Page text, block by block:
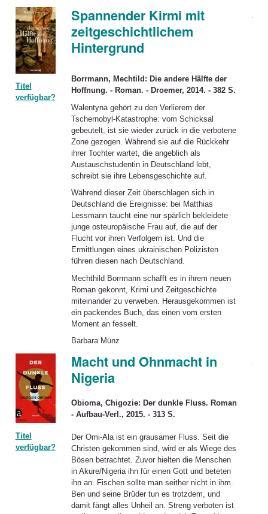
Titel
verfügbar?
Spannender Kirmi mit
zeitgeschichtlichem
Hintergrund
Borrmann, Mechtild: Die andere Hälfte der
Hoffnung. - Roman. - Droemer, 2014. - 382 S.
Walentyna gehört zu den Verlierern der
Tschernobyl-Katastrophe: vom Schicksal
gebeutelt, ist sie wieder zurück in die verbotene
Zone gezogen. Während sie auf die Rückkehr
ihrer Tochter wartet, die angeblich als
Austauschstudentin in Deutschland lebt,
schreibt sie ihre Lebensgeschichte auf.
Während dieser Zeit überschlagen sich in
Deutschland die Ereignisse: bei Matthias
Lessmann taucht eine nur spärlich bekleidete
junge osteuropäische Frau auf, die auf der
Flucht vor ihren Verfolgern ist. Und die
Ermittlungen eines ukrainischen Polizisten
führen diesen nach Deutschland.
Mechthild Borrmann schafft es in ihrem neuen
Roman gekonnt, Krimi und Zeitgeschichte
miteinander zu verweben. Herausgekommen ist
ein packendes Buch, das einen vom ersten
Moment an fesselt.
Barbara Münz
Titel
verfügbar?
Macht und Ohnmacht in
Nigeria
Obioma, Chigozie: Der dunkle Fluss. Roman
- Aufbau-Verl., 2015. - 313 S.
Der Omi-Ala ist ein grausamer Fluss. Seit die
Christen gekommen sind, wird er als Wiege des
Bösen betrachtet. Zuvor hielten die Menschen
in Akure/Nigeria ihn für einen Gott und beteten
ihn an. Fischen sollte man seither nicht in ihm.
Ben und seine Brüder tun es trotzdem, und
damit fängt alles Unheil an. Streng verboten ist